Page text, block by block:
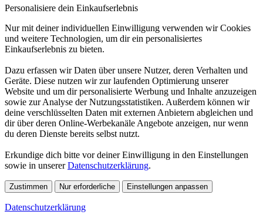
Personalisiere dein Einkaufserlebnis
Nur mit deiner individuellen Einwilligung verwenden wir Cookies
und weitere Technologien, um dir ein personalisiertes
Einkaufserlebnis zu bieten.
Dazu erfassen wir Daten über unsere Nutzer, deren Verhalten und
Geräte. Diese nutzen wir zur laufenden Optimierung unserer
Website und um dir personalisierte Werbung und Inhalte anzuzeigen
sowie zur Analyse der Nutzungsstatistiken. Außerdem können wir
deine verschlüsselten Daten mit externen Anbietern abgleichen und
dir über deren Online-Werbekanäle Angebote anzeigen, nur wenn
du deren Dienste bereits selbst nutzt.
Erkundige dich bitte vor deiner Einwilligung in den Einstellungen
sowie in unsererDatenschutzerklärung.
Zustimmen Nur erforderliche Einstellungen anpassen
Datenschutzerklärung